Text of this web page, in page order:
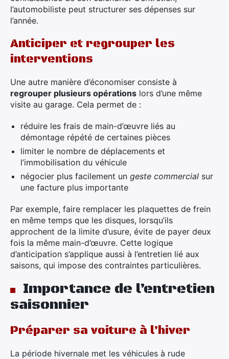
l’automobiliste peut structurer ses dépenses sur
l’année.
Anticiper et regrouper les
interventions
Une autre manière d’économiser consiste à
regrouper plusieurs opérations lors d’une même
visite au garage. Cela permet de :
réduire les frais de main-d’œuvre liés au
démontage répété de certaines pièces
limiter le nombre de déplacements et
l’immobilisation du véhicule
négocier plus facilement un geste commercial sur
une facture plus importante
Par exemple, faire remplacer les plaquettes de frein
en même temps que les disques, lorsqu’ils
approchent de la limite d’usure, évite de payer deux
fois la même main-d’œuvre. Cette logique
d’anticipation s’applique aussi à l’entretien lié aux
saisons, qui impose des contraintes particulières.
Importance de l’entretien
saisonnier
Préparer sa voiture à l’hiver
La période hivernale met les véhicules à rude
Rechercher